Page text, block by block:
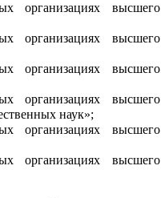
организациях высшего
организациях высшего
организациях высшего
организациях высшего
наук»;
организациях высшего
организациях высшего